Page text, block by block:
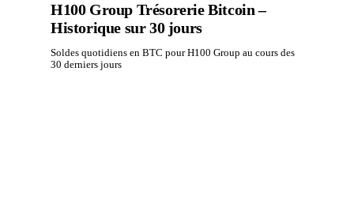
H100 Group Trésorerie Bitcoin –
Historique sur 30 jours
Soldes quotidiens en BTC pour H100 Group au cours des
30 derniers jours